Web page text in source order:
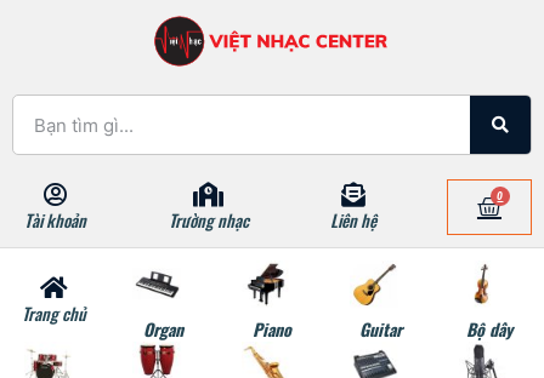
Tài khoản Trường nhạc Liên hệ
0
Trang chủ
Organ Piano Guitar Bộ dây